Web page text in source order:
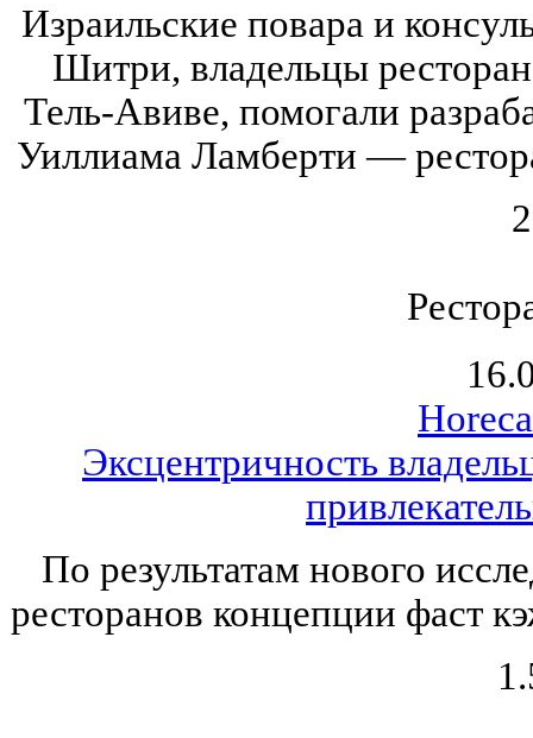
Израильские повара и
Шитри, владельцы
Тель-Авиве, помогали
Уиллиама Ламберти —
Эксцентричность
По результатам нового
ресторанов концепции фаст